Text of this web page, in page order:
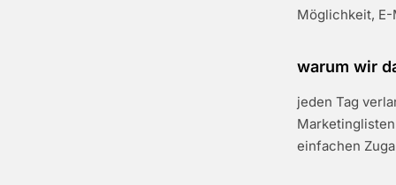
Möglichkeit,
warum wir
jeden Tag
einfachen